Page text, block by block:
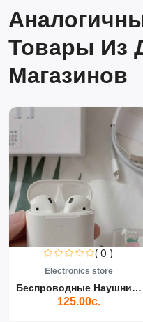
Товары Из
Магазинов
( 0 )
Electronics store
Беспроводные Наушники Air...
125.00с.